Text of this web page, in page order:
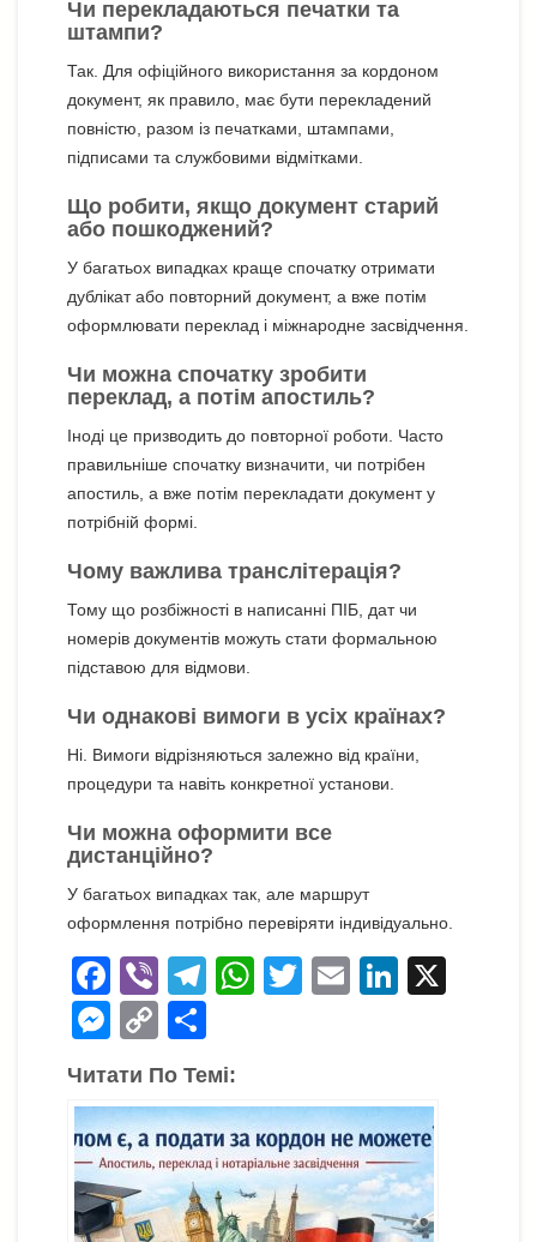
Чи перекладаються печатки та
штампи?
Так. Для офіційного використання за кордоном
документ, як правило, має бути перекладений
повністю, разом із печатками, штампами,
підписами та службовими відмітками.
Що робити, якщо документ старий
або пошкоджений?
У багатьох випадках краще спочатку отримати
дублікат або повторний документ, а вже потім
оформлювати переклад і міжнародне засвідчення.
Чи можна спочатку зробити
переклад, а потім апостиль?
Іноді це призводить до повторної роботи. Часто
правильніше спочатку визначити, чи потрібен
апостиль, а вже потім перекладати документ у
потрібній формі.
Чому важлива транслітерація?
Тому що розбіжності в написанні ПІБ, дат чи
номерів документів можуть стати формальною
підставою для відмови.
Чи однакові вимоги в усіх країнах?
Ні. Вимоги відрізняються залежно від країни,
процедури та навіть конкретної установи.
Чи можна оформити все
дистанційно?
У багатьох випадках так, але маршрут
оформлення потрібно перевіряти індивідуально.
F
a
c
e
b
o
o
Vi
b
er
T
gr
a
m
W
A
p
p
T
E
Li
dI
n
M
ss
e
n
g
C
o
p
y
Li
n
о
ді
л
и
т
Читати По Темі: